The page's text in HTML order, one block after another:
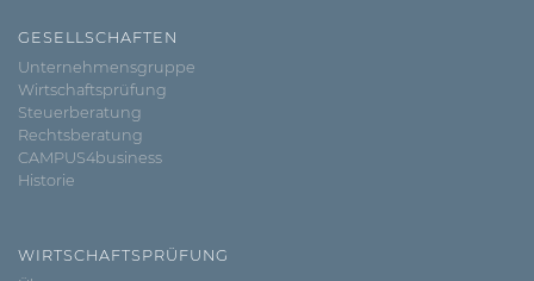
GESELLSCHAFTEN
Unternehmensgruppe
Wirtschaftsprüfung
Steuerberatung
Rechtsberatung
CAMPUS4business
Historie
WIRTSCHAFTSPRÜFUNG